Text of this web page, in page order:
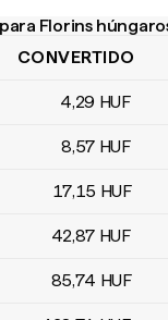
Florins
Florins húngaros
CONVERTIDO
4,29 HUF
8,57 HUF
17,15 HUF
42,87 HUF
85,74 HUF